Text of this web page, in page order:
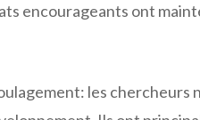
encourageants ont
les chercheurs